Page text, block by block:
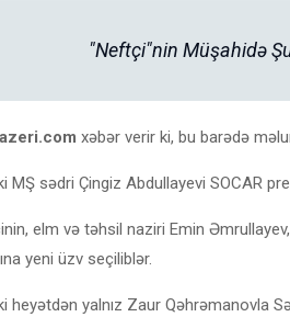
"Neftçi"nin Müşahidə
xəbər verir ki, bu barədə
MŞ sədri Çingiz Abdullayevi SOCAR
elm və təhsil naziri Emin
yeni üzv seçiliblər.
heyətdən yalnız Zaur Qəhrəmanovla